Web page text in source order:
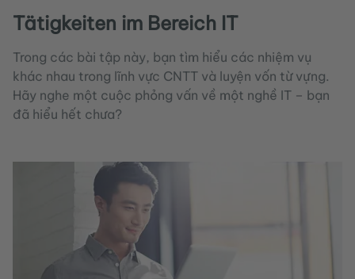
Tätigkeiten im Bereich IT
Trong các bài tập này, bạn tìm hiểu các nhiệm vụ
khác nhau trong lĩnh vực CNTT và luyện vốn từ vựng.
Hãy nghe một cuộc phỏng vấn về một nghề IT – bạn
đã hiểu hết chưa?